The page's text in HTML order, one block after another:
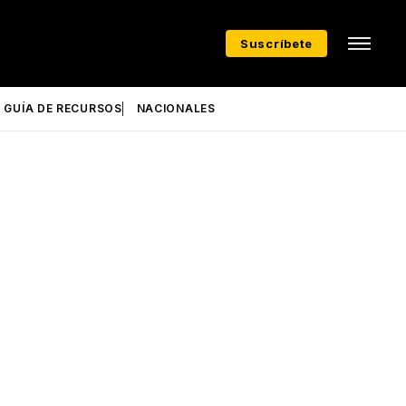
Suscríbete
GUÍA DE RECURSOS NACIONALES